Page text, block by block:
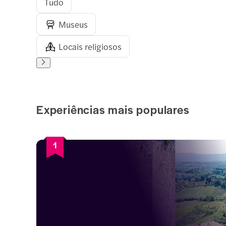
Museus
Locais religiosos
Experiências mais populares
1